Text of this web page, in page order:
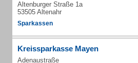
Altenburger Straße 1a
53505 Altenahr
Sparkassen
Kreissparkasse Mayen
Adenaustraße